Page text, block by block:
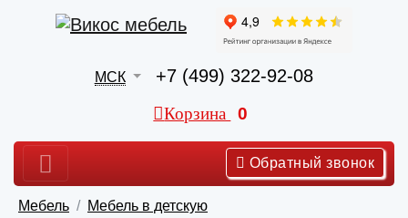
МСК +7 (499) 322-92-08
Корзина 0
Обратный звонок
Мебель
Мебель в детскую